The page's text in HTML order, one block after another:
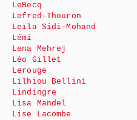
LeBecq
Lefred-Thouron
Leïla Sidi-Mohand
Lémi
Lena Mehrej
Léo Gillet
Lerouge
Lilhiou Bellini
Lindingre
Lisa Mandel
Lise Lacombe